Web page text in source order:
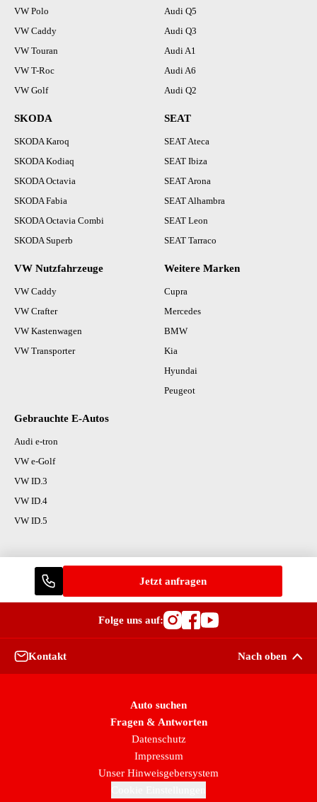
VW Polo
VW Caddy
VW Touran
VW T-Roc
VW Golf
Audi Q5
Audi Q3
Audi A1
Audi A6
Audi Q2
SKODA
SKODA Karoq
SKODA Kodiaq
SKODA Octavia
SKODA Fabia
SKODA Octavia Combi
SKODA Superb
SEAT
SEAT Ateca
SEAT Ibiza
SEAT Arona
SEAT Alhambra
SEAT Leon
SEAT Tarraco
VW Nutzfahrzeuge
VW Caddy
VW Crafter
VW Kastenwagen
VW Transporter
Weitere Marken
Cupra
Mercedes
BMW
Kia
Hyundai
Peugeot
Gebrauchte E-Autos
Audi e-tron
VW e-Golf
VW ID.3
VW ID.4
VW ID.5
Jetzt anfragen
Folge uns auf:
Besuche
Besuche
Besuche
Kontakt Nach oben
Auto suchen
Fragen & Antworten
Datenschutz
Impressum
Unser Hinweisgebersystem